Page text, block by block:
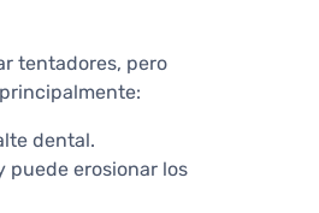
tentadores, pero
dental.
puede erosionar los